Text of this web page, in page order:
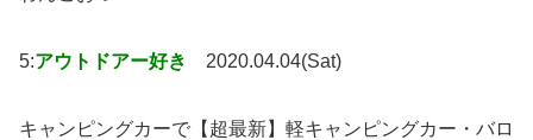
5:アウトドアー好き 2020.04.04(Sat)
キャンピングカーで【超最新】軽キャンピングカー・バロ